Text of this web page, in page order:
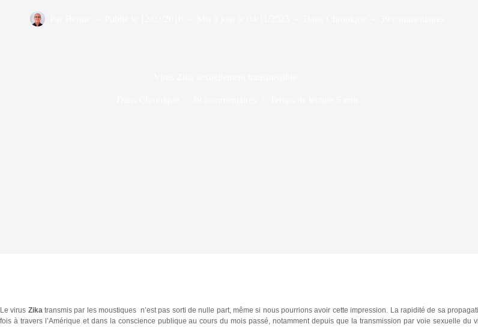
Le virus Zikatransmis par les moustiques n’est pas sorti de nulle part, même si nous pourrions avoir cette impression. La rapidité de sa
fois à travers l’Amérique et dans la conscience publique au cours du mois passé, notamment depuis que la transmission par voie sexuelle du